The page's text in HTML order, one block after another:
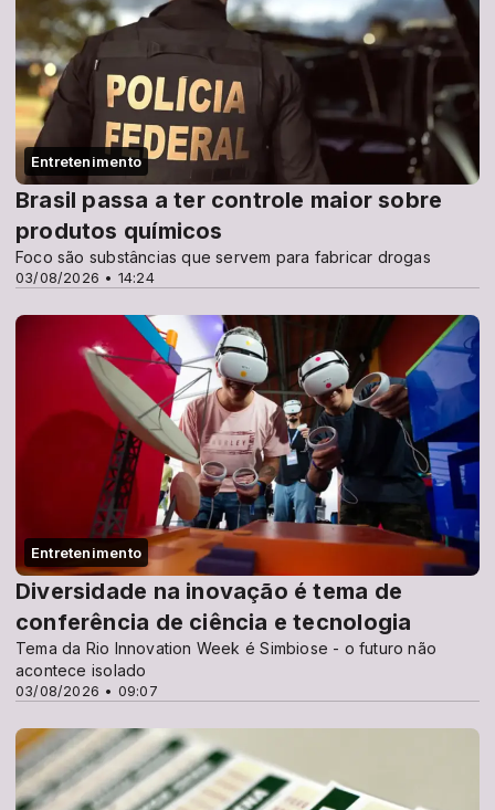
Entretenimento
03/08/2026 • 14:24
Brasil passa a ter controle maior sobre
produtos químicos
Foco são substâncias que servem para fabricar drogas
Entretenimento
03/08/2026 • 09:07
Diversidade na inovação é tema de
conferência de ciência e tecnologia
Tema da Rio Innovation Week é Simbiose - o futuro não
acontece isolado